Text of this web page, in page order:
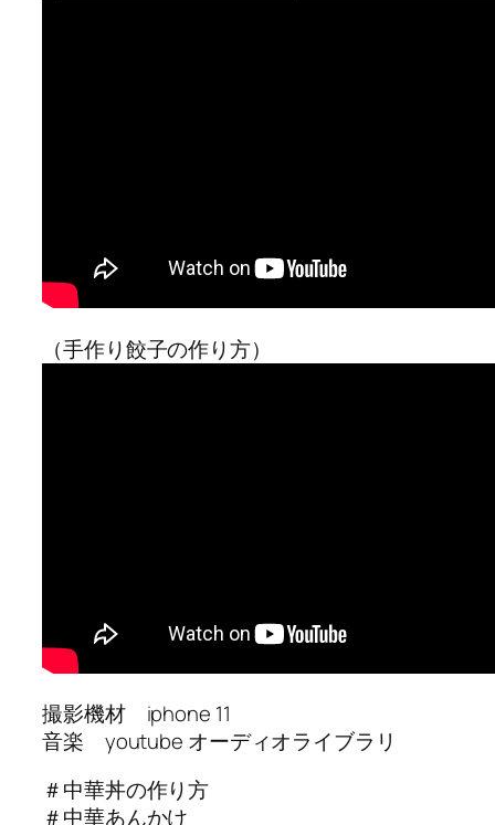
（手作り餃子の作り方）
撮影機材 iphone 11
音楽 youtube オーディオライブラリ
＃中華丼の作り方
＃中華あんかけ